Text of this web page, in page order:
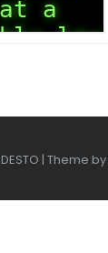
| Theme by